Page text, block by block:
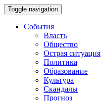
Toggle navigation
События
Власть
Общество
Острая ситуация
Политика
Образование
Культура
Скандалы
Прогноз